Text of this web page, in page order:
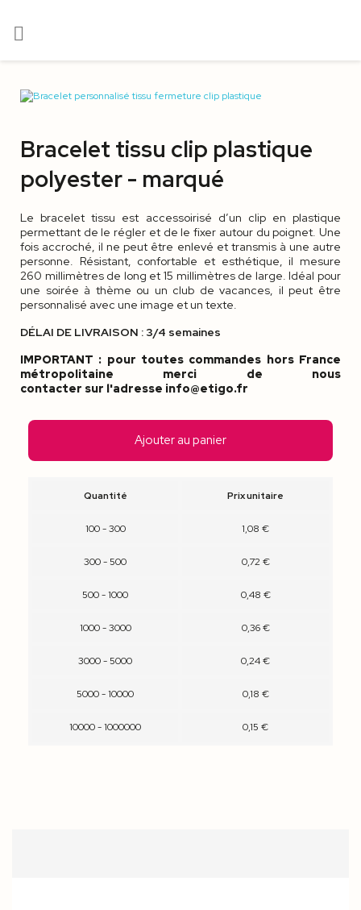

Bracelet tissu clip plastique
polyester - marqué
Le bracelet tissu est accessoirisé d’un clip en plastique
permettant de le régler et de le fixer autour du poignet. Une
fois accroché, il ne peut être enlevé et transmis à une autre
personne. Résistant, confortable et esthétique, il mesure
260 millimètres de long et 15 millimètres de large. Idéal pour
une soirée à thème ou un club de vacances, il peut être
personnalisé avec une image et un texte.
DÉLAI DE LIVRAISON : 3/4 semaines
IMPORTANT : pour toutes commandes hors France
métropolitaine merci de nous
contacter sur l'adresse info@etigo.fr
Ajouter au panier
Quantité Prix unitaire
100 - 300 1,08 €
300 - 500 0,72 €
500 - 1000 0,48 €
1000 - 3000 0,36 €
3000 - 5000 0,24 €
5000 - 10000 0,18 €
10000 - 1000000 0,15 €